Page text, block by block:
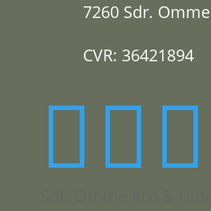
7260 Sdr. Omme
CVR: 36421894
  